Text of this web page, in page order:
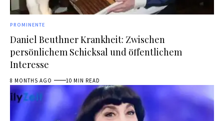
PROMINENTE
Daniel Beuthner Krankheit: Zwischen
persönlichem Schicksal und öffentlichem
Interesse
8 MONTHS AGO 10 MIN READ